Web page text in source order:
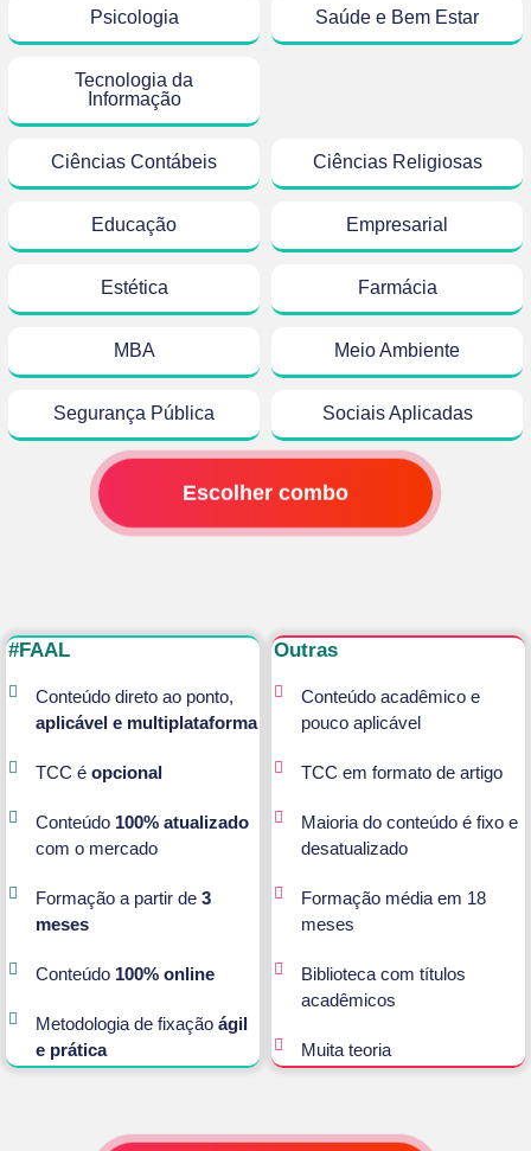
Psicologia
Tecnologia da
Informação
Saúde e Bem Estar
Ciências Contábeis
Educação
Estética
MBA
Segurança Pública
Ciências Religiosas
Empresarial
Farmácia
Meio Ambiente
Sociais Aplicadas
Escolher combo
#FAAL
Conteúdo direto ao ponto,
aplicável e multiplataforma
TCC é opcional
Conteúdo 100% atualizado
com o mercado
Formação a partir de 3
meses
Conteúdo 100% online
Metodologia de fixação ágil
e prática
Outras
Conteúdo acadêmico e
pouco aplicável
TCC em formato de artigo
Maioria do conteúdo é fixo e
desatualizado
Formação média em 18
meses
Biblioteca com títulos
acadêmicos
Muita teoria